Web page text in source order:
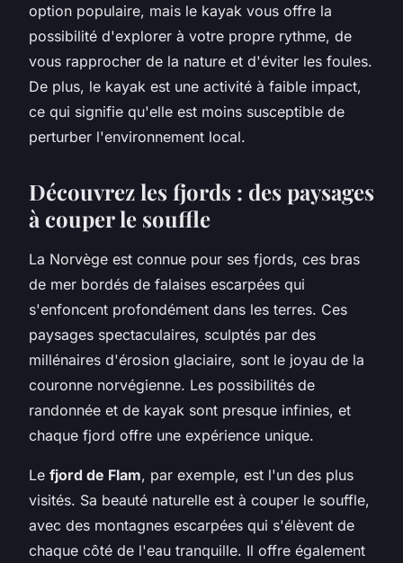
option populaire, mais le kayak vous offre la
possibilité d'explorer à votre propre rythme, de
vous rapprocher de la nature et d'éviter les foules.
De plus, le kayak est une activité à faible impact,
ce qui signifie qu'elle est moins susceptible de
perturber l'environnement local.
Découvrez les fjords : des paysages
à couper le souffle
La Norvège est connue pour ses fjords, ces bras
de mer bordés de falaises escarpées qui
s'enfoncent profondément dans les terres. Ces
paysages spectaculaires, sculptés par des
millénaires d'érosion glaciaire, sont le joyau de la
couronne norvégienne. Les possibilités de
randonnée et de kayak sont presque infinies, et
chaque fjord offre une expérience unique.
Le fjord de Flam, par exemple, est l'un des plus
visités. Sa beauté naturelle est à couper le souffle,
avec des montagnes escarpées qui s'élèvent de
chaque côté de l'eau tranquille. Il offre également